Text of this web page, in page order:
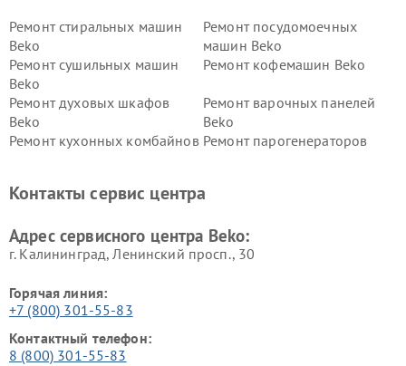
Ремонт стиральных машин
Beko
Ремонт посудомоечных
машин Beko
Ремонт сушильных машин
Beko
Ремонт кофемашин Beko
Ремонт духовых шкафов
Beko
Ремонт варочных панелей
Beko
Ремонт кухонных комбайнов Ремонт парогенераторов
Ремонт холодильников Beko Ремонт морозильных камер
Контакты сервис центра
Адрес сервисного центра Beko:
г. Калининград, Ленинский просп., 30
Горячая линия:
+7 (800) 301-55-83
Контактный телефон:
8 (800) 301-55-83